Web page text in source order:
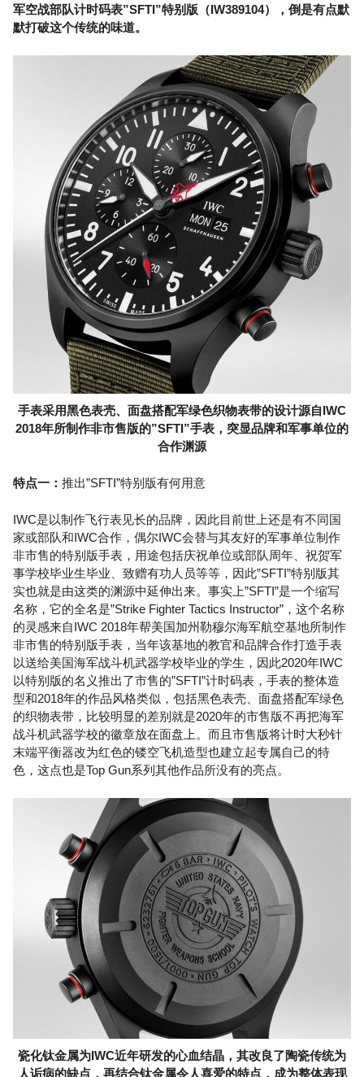
军空战部队计时码表”SFTI”特别版（IW389104），倒是有点默
默打破这个传统的味道。
手表采用黑色表壳、面盘搭配军绿色织物表带的设计源自IWC
2018年所制作非市售版的”SFTI”手表，突显品牌和军事单位的
合作渊源
特点一： 推出”SFTI”特别版有何用意
IWC是以制作飞行表见长的品牌，因此目前世上还是有不同国
家或部队和IWC合作，偶尔IWC会替与其友好的军事单位制作
非市售的特别版手表，用途包括庆祝单位或部队周年、祝贺军
事学校毕业生毕业、致赠有功人员等等，因此”SFTI”特别版其
实也就是由这类的渊源中延伸出来。事实上”SFTI”是一个缩写
名称，它的全名是”Strike Fighter Tactics Instructor”，这个名称
的灵感来自IWC 2018年帮美国加州勒穆尔海军航空基地所制作
非市售的特别版手表，当年该基地的教官和品牌合作打造手表
以送给美国海军战斗机武器学校毕业的学生，因此2020年IWC
以特别版的名义推出了市售的”SFTI”计时码表，手表的整体造
型和2018年的作品风格类似，包括黑色表壳、面盘搭配军绿色
的织物表带，比较明显的差别就是2020年的市售版不再把海军
战斗机武器学校的徽章放在面盘上。而且市售版将计时大秒针
末端平衡器改为红色的镂空飞机造型也建立起专属自己的特
色，这点也是Top Gun系列其他作品所没有的亮点。
瓷化钛金属为IWC近年研发的心血结晶，其改良了陶瓷传统为
人诟病的缺点，再结合钛金属令人喜爱的特点，成为整体表现